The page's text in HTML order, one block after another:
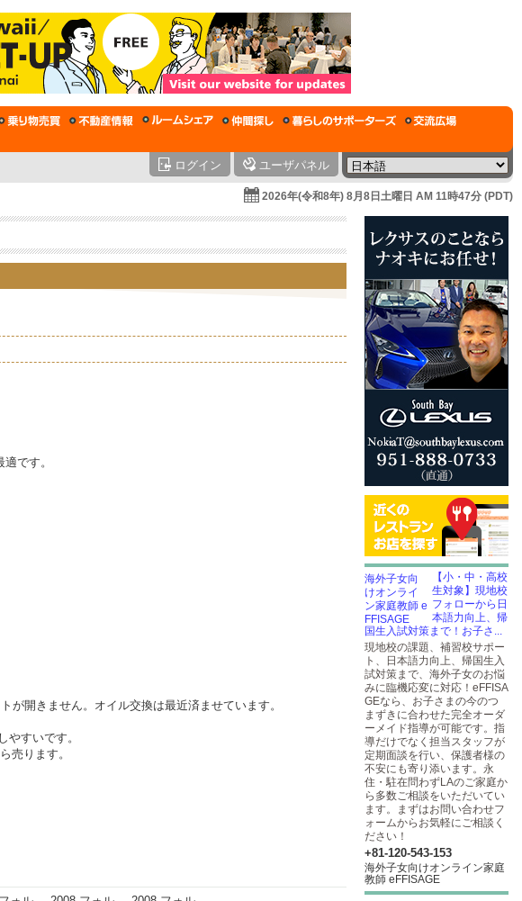
ログイン ユーザパネル
2026年(令和8年) 8月8日土曜日 AM 11時47分 (PDT)
です。
が開きません。オイル交換は最近済ませています。
やすいです。
売ります。
【小・中・高校
生対象】現地校
フォローから日
本語力向上、帰
国生入試対策まで！お子さ...
現地校の課題、補習校サポー
ト、日本語力向上、帰国生入
試対策まで、海外子女のお悩
みに臨機応変に対応！eFFISA
GEなら、お子さまの今のつ
まずきに合わせた完全オーダ
ーメイド指導が可能です。指
導だけでなく担当スタッフが
定期面談を行い、保護者様の
不安にも寄り添います。永
住・駐在問わずLAのご家庭か
ら多数ご相談をいただいてい
ます。まずはお問い合わせフ
ォームからお気軽にご相談く
ださい！
+81-120-543-153
海外子女向けオンライン家庭
教師 eFFISAGE